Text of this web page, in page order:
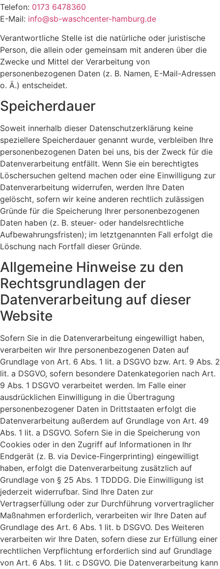
Telefon: 0173 6478360
E-Mail: info@sb-waschcenter-hamburg.de
Verantwortliche Stelle ist die natürliche oder juristische
Person, die allein oder gemeinsam mit anderen über die
Zwecke und Mittel der Verarbeitung von
personenbezogenen Daten (z. B. Namen, E-Mail-Adressen
o. Ä.) entscheidet.
Speicherdauer
Soweit innerhalb dieser Datenschutzerklärung keine
speziellere Speicherdauer genannt wurde, verbleiben Ihre
personenbezogenen Daten bei uns, bis der Zweck für die
Datenverarbeitung entfällt. Wenn Sie ein berechtigtes
Löschersuchen geltend machen oder eine Einwilligung zur
Datenverarbeitung widerrufen, werden Ihre Daten
gelöscht, sofern wir keine anderen rechtlich zulässigen
Gründe für die Speicherung Ihrer personenbezogenen
Daten haben (z. B. steuer- oder handelsrechtliche
Aufbewahrungsfristen); im letztgenannten Fall erfolgt die
Löschung nach Fortfall dieser Gründe.
Allgemeine Hinweise zu den
Rechtsgrundlagen der
Datenverarbeitung auf dieser
Website
Sofern Sie in die Datenverarbeitung eingewilligt haben,
verarbeiten wir Ihre personenbezogenen Daten auf
Grundlage von Art. 6 Abs. 1 lit. a DSGVO bzw. Art. 9 Abs. 2
lit. a DSGVO, sofern besondere Datenkategorien nach Art.
9 Abs. 1 DSGVO verarbeitet werden. Im Falle einer
ausdrücklichen Einwilligung in die Übertragung
personenbezogener Daten in Drittstaaten erfolgt die
Datenverarbeitung außerdem auf Grundlage von Art. 49
Abs. 1 lit. a DSGVO. Sofern Sie in die Speicherung von
Cookies oder in den Zugriff auf Informationen in Ihr
Endgerät (z. B. via Device-Fingerprinting) eingewilligt
haben, erfolgt die Datenverarbeitung zusätzlich auf
Grundlage von § 25 Abs. 1 TDDDG. Die Einwilligung ist
jederzeit widerrufbar. Sind Ihre Daten zur
Vertragserfüllung oder zur Durchführung vorvertraglicher
Maßnahmen erforderlich, verarbeiten wir Ihre Daten auf
Grundlage des Art. 6 Abs. 1 lit. b DSGVO. Des Weiteren
verarbeiten wir Ihre Daten, sofern diese zur Erfüllung einer
rechtlichen Verpflichtung erforderlich sind auf Grundlage
von Art. 6 Abs. 1 lit. c DSGVO. Die Datenverarbeitung kann